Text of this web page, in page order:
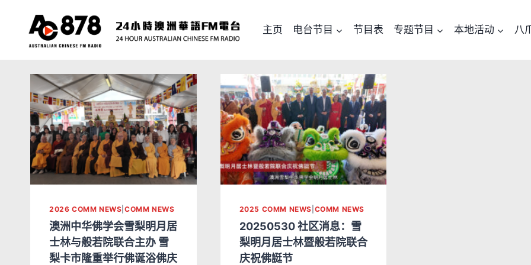
主页 电台节目 节目表 专题节目 本地活动 八
2026 COMM NEWS |COMM NEWS
澳洲中华佛学会雪梨明月居
士林与般若院联合主办 雪
梨卡市隆重举行佛诞浴佛庆
2025 COMM NEWS COMM NEWS
20250530 社区消息：雪
梨明月居士林暨般若院联合
庆祝佛誔节